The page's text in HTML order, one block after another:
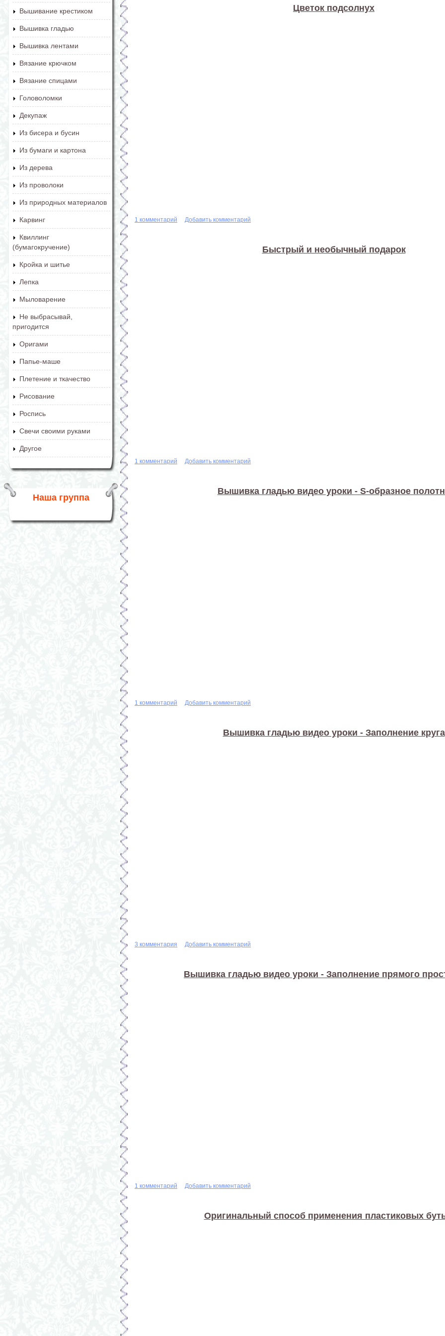
Вышивание крестиком
Вышивка гладью
Вышивка лентами
Вязание крючком
Вязание спицами
Головоломки
Декупаж
Из бисера и бусин
Из бумаги и картона
Из дерева
Из проволоки
Из природных материалов
Карвинг
Квиллинг
(бумагокручение)
Кройка и шитье
Лепка
Мыловарение
Не выбрасывай,
пригодится
Оригами
Папье-маше
Плетение и ткачество
Рисование
Роспись
Свечи своими руками
Другое
Наша группа
Цветок подсолнух
1 комментарий Добавить комментарий
Быстрый и необычный подарок
1 комментарий Добавить комментарий
Вышивка гладью видео уроки - S-образное
1 комментарий Добавить комментарий
Вышивка гладью видео уроки - Заполнение круга
3 комментария Добавить комментарий
Вышивка гладью видео уроки - Заполнение прямого
1 комментарий Добавить комментарий
Оригинальный способ применения пластиковых